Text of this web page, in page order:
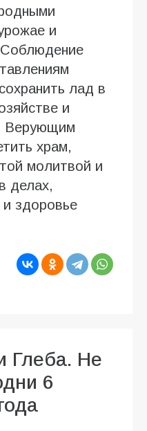
и
Соблюдение
лад в
и
Верующим
храм,
молитвой и
делах,
здоровье
Глеба. Не
6